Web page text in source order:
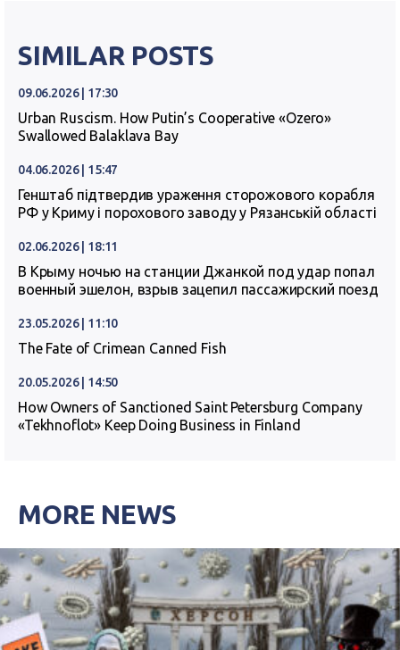
SIMILAR POSTS
09.06.2026 | 17:30
Urban Ruscism. How Putin’s Cooperative «Ozero»
Swallowed Balaklava Bay
04.06.2026 | 15:47
Генштаб підтвердив ураження сторожового корабля
РФ у Криму і порохового заводу у Рязанській області
02.06.2026 | 18:11
В Крыму ночью на станции Джанкой под удар попал
военный эшелон, взрыв зацепил пассажирский поезд
23.05.2026 | 11:10
The Fate of Crimean Canned Fish
20.05.2026 | 14:50
How Owners of Sanctioned Saint Petersburg Company
«Tekhnoflot» Keep Doing Business in Finland
MORE NEWS